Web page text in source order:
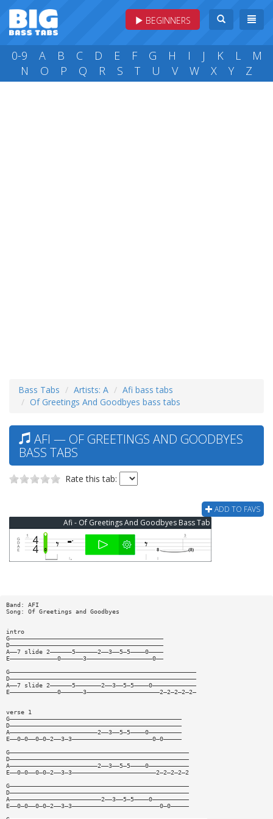
BEGINNERS
0-9 A B C D E F G H I J K L
M
N
O P Q R S T U V W X Y Z
Bass Tabs Artists: A
Afi bass tabs
Of Greetings And Goodbyes bass tabs
AFI — OF GREETINGS AND GOODBYES
BASS TABS
Rate this tab:
ADD TO FAVS
Afi - Of Greetings And Goodbyes Bass Tab
Band: AFI
Song: Of Greetings and Goodbyes
intro
G——————————————————————————————————————————
D——————————————————————————————————————————
A——7 slide 2——————5——————2——3——5—5————0————
E—————————————0——————3——————————————————0——
G———————————————————————————————————————————————————
D———————————————————————————————————————————————————
A——7 slide 2——————5———————2——3——5—5————0————————————
E—————————————0——————3————————————————————2—2—2—2—2—
verse 1
G———————————————————————————————————————————————
D———————————————————————————————————————————————
A————————————————————————2——3——5—5————0—————————
E——0—0——0—0—2——3—3——————————————————————0—0—————
G—————————————————————————————————————————————————
D—————————————————————————————————————————————————
A————————————————————————2——3——5—5————0———————————
E——0—0——0—0—2——3—3———————————————————————2—2—2—2—2
G—————————————————————————————————————————————————
D—————————————————————————————————————————————————
A—————————————————————————2——3——5—5————0——————————
E——0—0——0—0—2——3—3————————————————————————0—0—————